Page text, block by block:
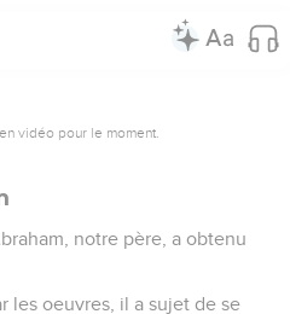
vidéo pour le moment.
notre père, a obtenu
les oeuvres, il a sujet de se